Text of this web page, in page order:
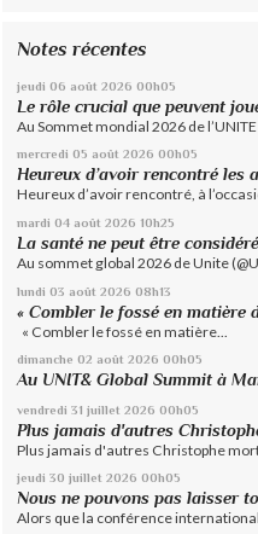
Notes récentes
jeudi 06 août 2026 00h05
Le rôle crucial que peuvent
Au Sommet mondial 2026 de l’UNITE
mercredi 05 août 2026 00h05
Heureux d’avoir rencontré les
Heureux d’avoir rencontré, à
mardi 04 août 2026 10h25
La santé ne peut être
Au sommet global 2026 de Unite
lundi 03 août 2026 08h13
« Combler le fossé en matière
« Combler le fossé en matière...
dimanche 02 août 2026 00h05
Au UNIT& Global Summit à
vendredi 31 juillet 2026 00h05
Plus jamais d'autres
Plus jamais d'autres Christophe
jeudi 30 juillet 2026 00h05
Nous ne pouvons pas laisser
Alors que la conférence